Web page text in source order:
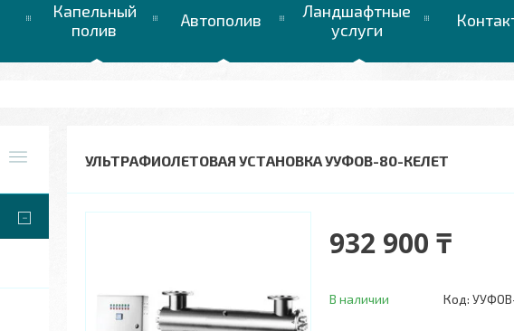
Капельный
полив
Автополив
Ландшафтные
услуги
УЛЬТРАФИОЛЕТОВАЯ УСТАНОВКА УУФОВ-80-КЕЛЕТ
932 900 ₸
В наличии Код: